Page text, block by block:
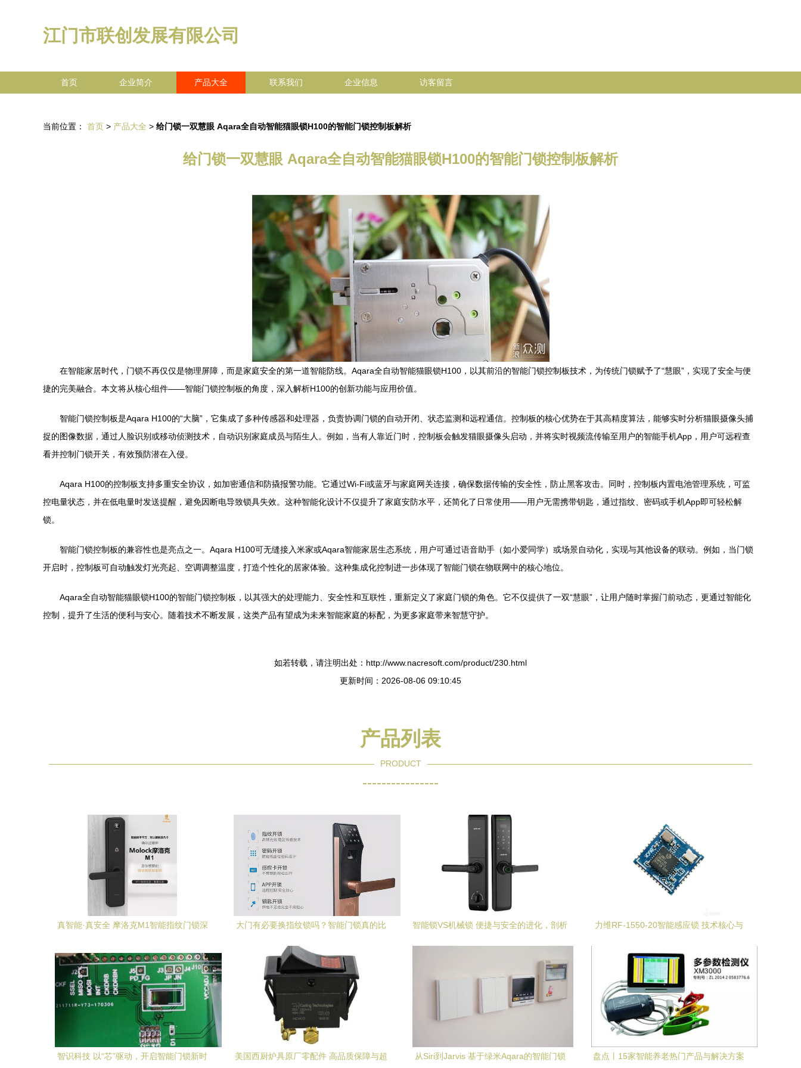
江门市联创发展有限公司
首页 企业简介 产品大全 联系我们 企业信息 访客留言
当前位置： 首页 > 产品大全 > 给门锁一双慧眼 Aqara全自动智能猫眼锁H100的智能门锁控制板解析
给门锁一双慧眼 Aqara全自动智能猫眼锁H100的智能门锁控制板解析
在智能家居时代，门锁不再仅仅是物理屏障，而是家庭安全的第一道智能防线。Aqara全自动智能猫眼锁H100，以其前沿的智能门锁控制板技术，为传统门锁赋予了“慧眼”，实现了安全与便
捷的完美融合。本文将从核心组件——智能门锁控制板的角度，深入解析H100的创新功能与应用价值。
智能门锁控制板是Aqara H100的“大脑”，它集成了多种传感器和处理器，负责协调门锁的自动开闭、状态监测和远程通信。控制板的核心优势在于其高精度算法，能够实时分析猫眼摄像头捕
捉的图像数据，通过人脸识别或移动侦测技术，自动识别家庭成员与陌生人。例如，当有人靠近门时，控制板会触发猫眼摄像头启动，并将实时视频流传输至用户的智能手机App，用户可远程查
看并控制门锁开关，有效预防潜在入侵。
Aqara H100的控制板支持多重安全协议，如加密通信和防撬报警功能。它通过Wi-Fi或蓝牙与家庭网关连接，确保数据传输的安全性，防止黑客攻击。同时，控制板内置电池管理系统，可监
控电量状态，并在低电量时发送提醒，避免因断电导致锁具失效。这种智能化设计不仅提升了家庭安防水平，还简化了日常使用——用户无需携带钥匙，通过指纹、密码或手机App即可轻松解
锁。
智能门锁控制板的兼容性也是亮点之一。Aqara H100可无缝接入米家或Aqara智能家居生态系统，用户可通过语音助手（如小爱同学）或场景自动化，实现与其他设备的联动。例如，当门锁
开启时，控制板可自动触发灯光亮起、空调调整温度，打造个性化的居家体验。这种集成化控制进一步体现了智能门锁在物联网中的核心地位。
Aqara全自动智能猫眼锁H100的智能门锁控制板，以其强大的处理能力、安全性和互联性，重新定义了家庭门锁的角色。它不仅提供了一双“慧眼”，让用户随时掌握门前动态，更通过智能化
控制，提升了生活的便利与安心。随着技术不断发展，这类产品有望成为未来智能家庭的标配，为更多家庭带来智慧守护。
如若转载，请注明出处：http://www.nacresoft.com/product/230.html
更新时间：2026-08-06 09:10:45
产品列表
PRODUCT
----------------
真智能·真安全 摩洛克M1智能指纹门锁深
大门有必要换指纹锁吗？智能门锁真的比
智能锁VS机械锁 便捷与安全的进化，剖析
力维RF-1550-20智能感应锁 技术核心与
智识科技 以“芯”驱动，开启智能门锁新时 美国西厨炉具原厂零配件 高品质保障与超 从Siri到Jarvis 基于绿米Aqara的智能门锁 盘点丨15家智能养老热门产品与解决方案